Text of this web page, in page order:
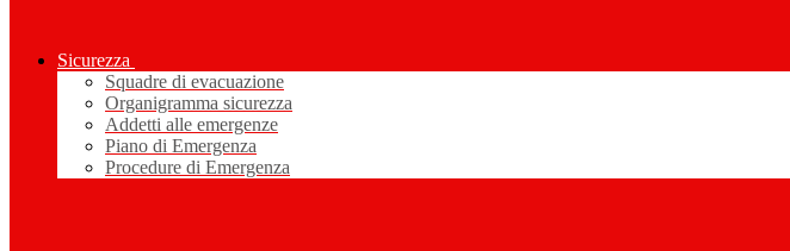
Sicurezza
Squadre di evacuazione
Organigramma sicurezza
Addetti alle emergenze
Piano di Emergenza
Procedure di Emergenza